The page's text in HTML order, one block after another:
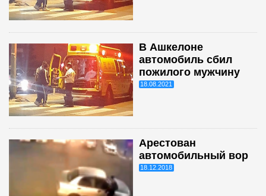
В Ашкелоне
автомобиль сбил
пожилого мужчину
18.08.2021
Арестован
автомобильный вор
18.12.2018